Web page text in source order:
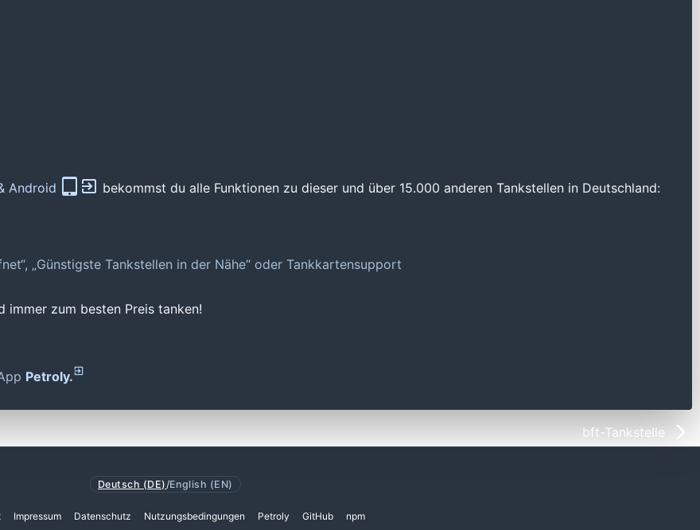
Android
bekommst du alle Funktionen zu dieser und über 15.000 anderen Tankstellen in Deutschland:
„Günstigste Tankstellen in der Nähe“ oder Tankkartensupport
zum besten Preis tanken!
Petroly.
bft-Tankstelle
Deutsch (DE) /English (EN)
Impressum Datenschutz Nutzungsbedingungen Petroly GitHub npm